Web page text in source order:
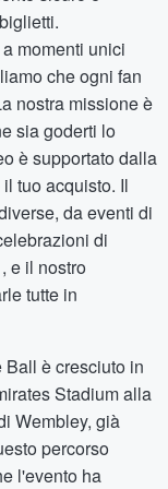
momenti unici
che ogni fan
nostra missione è
sia goderti lo
è supportato dalla
tuo acquisto. Il
da eventi di
di
, e il nostro
tutte in
è cresciuto in
Stadium alla
Wembley, già
percorso
l'evento ha